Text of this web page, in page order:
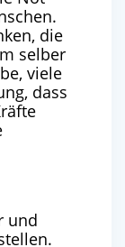
die
selber
viele
dass
und